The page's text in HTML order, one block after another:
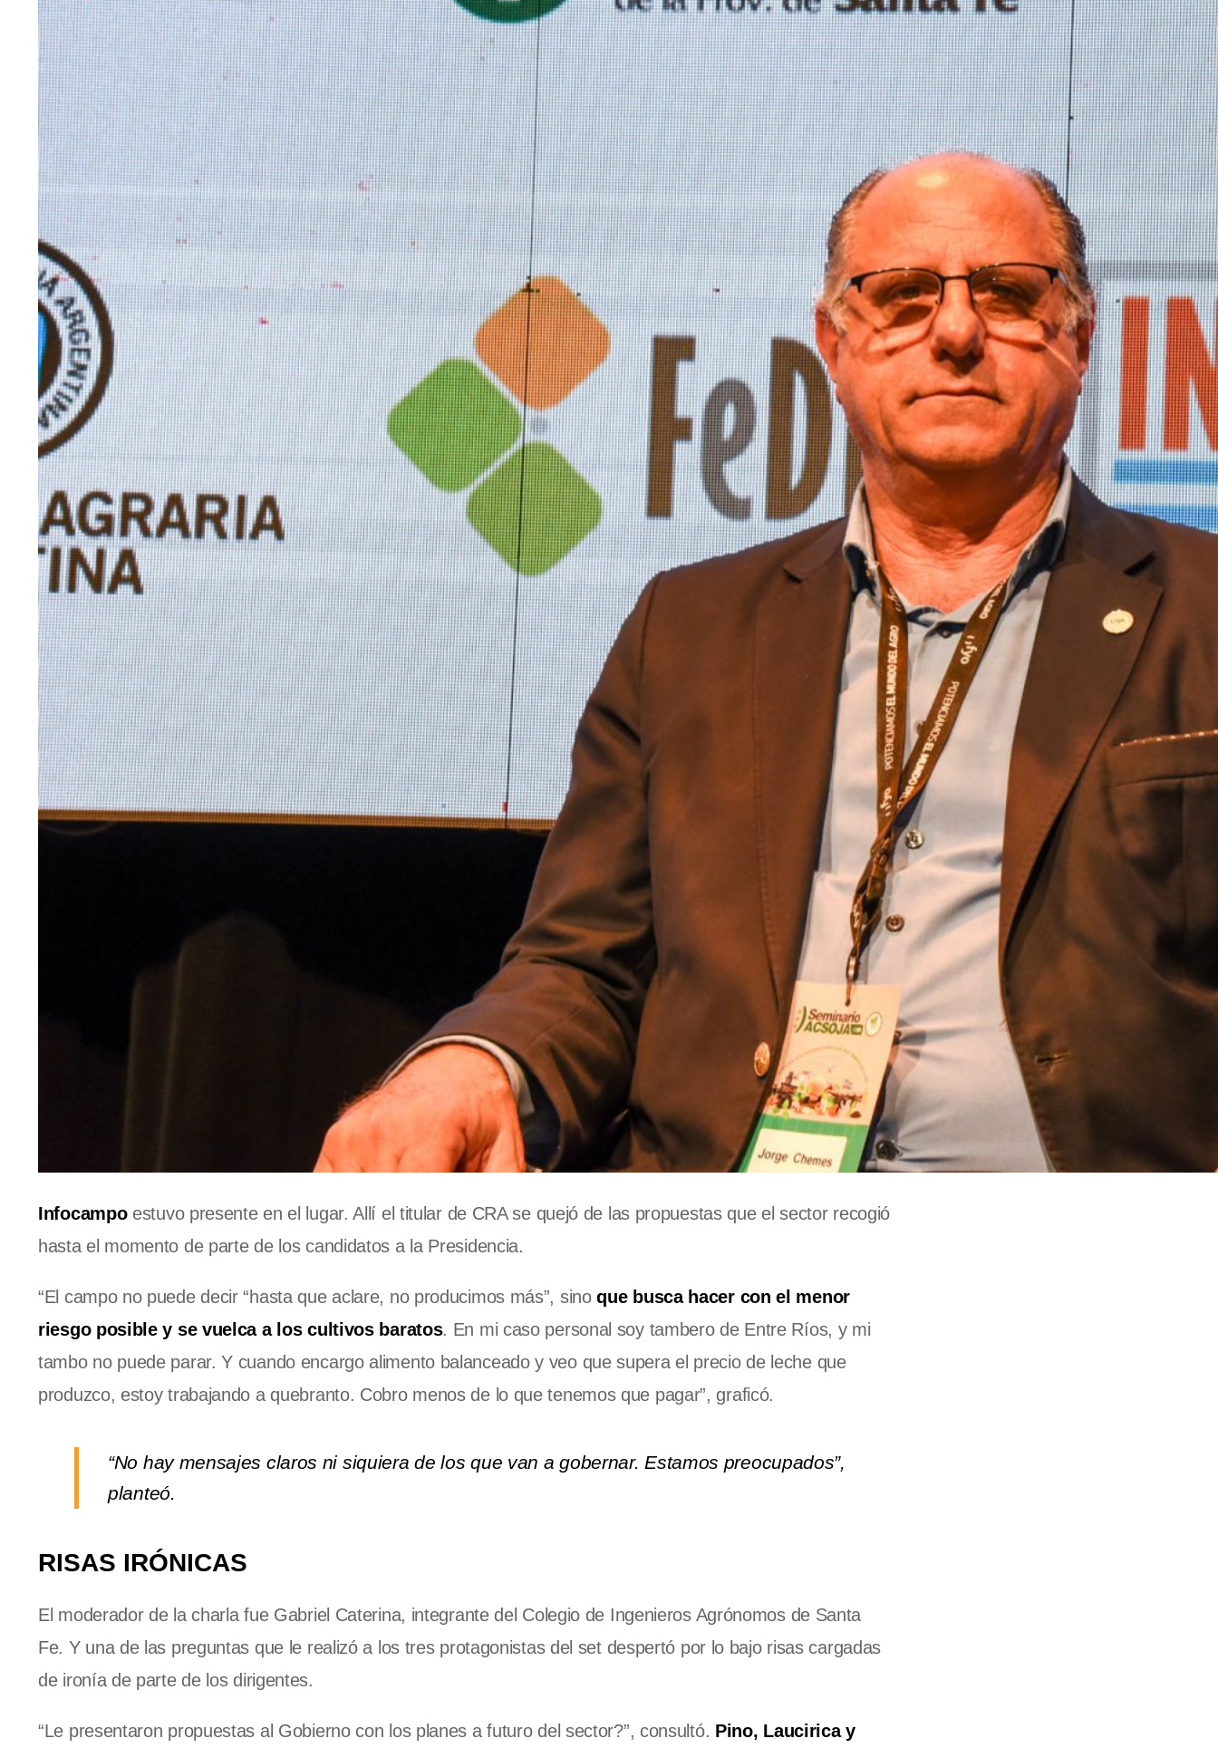
Infocampoestuvo presente en el lugar. Allí el titular de CRA se quejó de las propuestas que el sector recogió
hasta el momento de parte de los candidatos a la Presidencia.
“El campo no puede decir “hasta que aclare, no producimos más”, sinoque busca hacer con el menor
riesgo posible y se vuelca a los cultivos baratos. En mi caso personal soy tambero de Entre Ríos, y mi
tambo no puede parar. Y cuando encargo alimento balanceado y veo que supera el precio de leche que
produzco, estoy trabajando a quebranto. Cobro menos de lo que tenemos que pagar”, graficó.
“No hay mensajes claros ni siquiera de los que van a gobernar. Estamos preocupados”,
planteó.
RISAS IRÓNICAS
El moderador de la charla fue Gabriel Caterina, integrante del Colegio de Ingenieros Agrónomos de Santa
Fe. Y una de las preguntas que le realizó a los tres protagonistas del set despertó por lo bajo risas cargadas
de ironía de parte de los dirigentes.
“Le presentaron propuestas al Gobierno con los planes a futuro del sector?”, consultó. Pino, Laucirica y